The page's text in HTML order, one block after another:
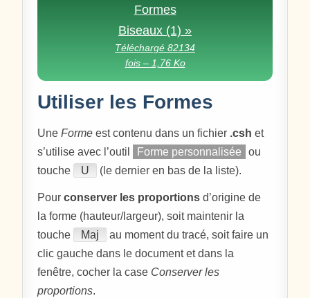
Formes
Biseaux (1) »
Téléchargé 82134
fois – 1,76 Ko
Utiliser les Formes
UneForme est contenu dans un fichier .csh et
s’utilise avec l’outil
Forme personnalisée
ou
touche
U (le dernier en bas de la liste).
Pourconserver les proportions d’origine de
la forme (hauteur/largeur), soit maintenir la
touche
Maj
au moment du tracé, soit faire un
clic gauche dans le document et dans la
fenêtre, cocher la case Conserver les
proportions.